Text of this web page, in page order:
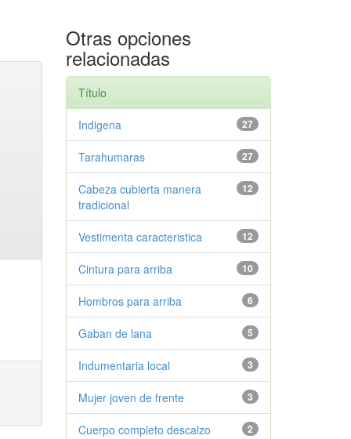
Otras opciones
relacionadas
Título
27
Indigena
27
Tarahumaras
12
Cabeza cubierta manera
tradicional
12
Vestimenta caracteristica
10
Cintura para arriba
6
Hombros para arriba
5
Gaban de lana
3
Indumentaria local
3
Mujer joven de frente
2
Cuerpo completo descalzo